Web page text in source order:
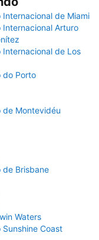
Internacional de Miami
Internacional Arturo
Internacional de Los
do Porto
de Montevidéu
de Brisbane
Waters
Coast